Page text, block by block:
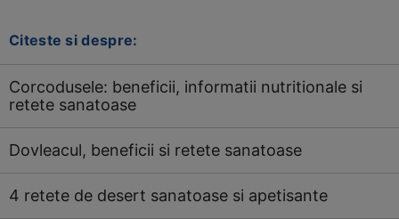
Citeste si despre:
Corcodusele: beneficii, informatii nutritionale si
retete sanatoase
Dovleacul, beneficii si retete sanatoase
4 retete de desert sanatoase si apetisante